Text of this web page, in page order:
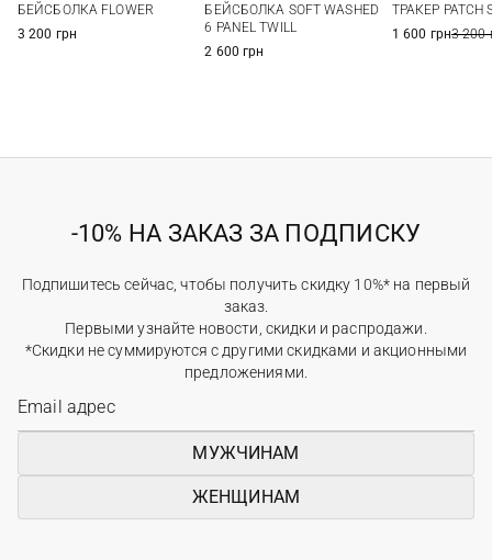
БЕЙСБОЛКА FLOWER
3 200 грн
БЕЙСБОЛКА SOFT WASHED
6 PANEL TWILL
2 600 грн
ТРАКЕР PATCH
1 600 грн3 200
-10% НА ЗАКАЗ ЗА ПОДПИСКУ
Подпишитесь сейчас, чтобы получить скидку 10%* на первый
заказ.
Первыми узнайте новости, скидки и распродажи.
*Скидки не суммируются с другими скидками и акционными
предложениями.
МУЖЧИНАМ
ЖЕНЩИНАМ